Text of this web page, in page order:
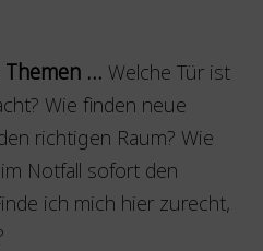
Themen … Welche Tür ist
Wie finden neue
richtigen Raum? Wie
Notfall sofort den
ich mich hier zurecht,